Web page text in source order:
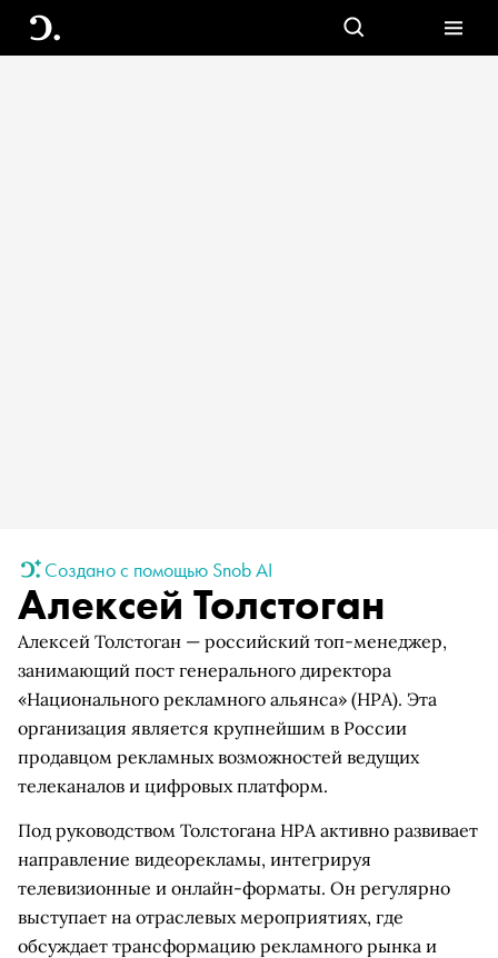
Создано с помощью Snob AI
Алексей Толстоган
Алексей Толстоган — российский топ-менеджер,
занимающий пост генерального директора
«Национального рекламного альянса» (НРА). Эта
организация является крупнейшим в России
продавцом рекламных возможностей ведущих
телеканалов и цифровых платформ.
Под руководством Толстогана НРА активно развивает
направление видеорекламы, интегрируя
телевизионные и онлайн-форматы. Он регулярно
выступает на отраслевых мероприятиях, где
обсуждает трансформацию рекламного рынка и